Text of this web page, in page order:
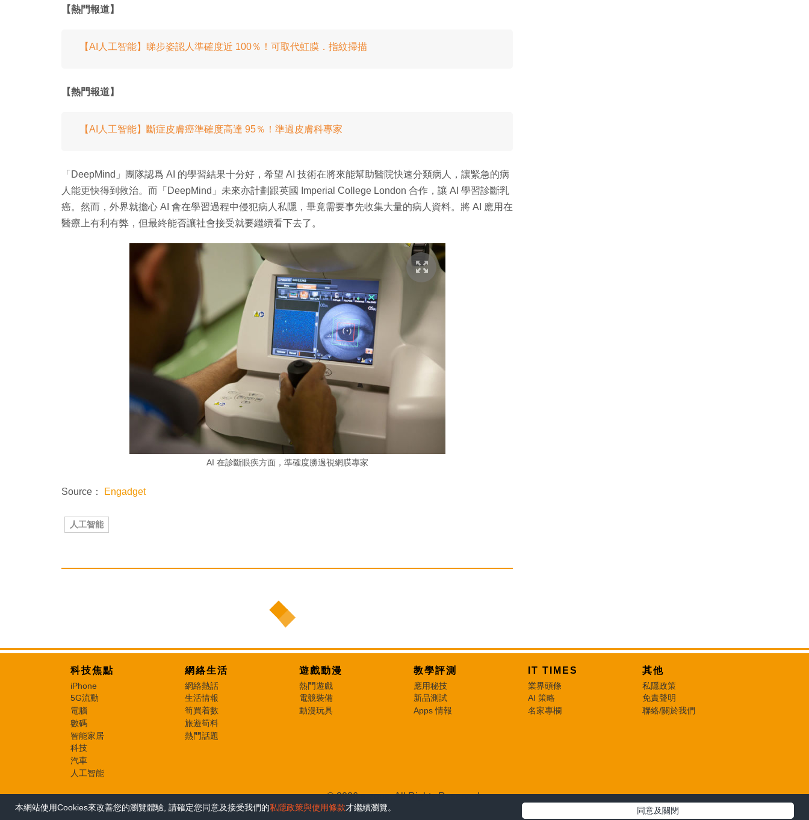
本網站使用Cookies來改善您的瀏覽體驗, 請確定您同意及接受我們的私隱政策與使用條款才繼續瀏覽。 同意及關閉
【熱門報道】
【AI人工智能】睇步姿認人準確度近 100％！可取代虹膜．指紋掃描
【熱門報道】
【AI人工智能】斷症皮膚癌準確度高達 95％！準過皮膚科專家
「DeepMind」團隊認爲 AI 的學習結果十分好，希望 AI 技術在將來能幫助醫院快速分類病人，讓緊急的病
人能更快得到救治。而「DeepMind」未來亦計劃跟英國 Imperial College London 合作，讓 AI 學習診斷乳
癌。然而，外界就擔心 AI 會在學習過程中侵犯病人私隱，畢竟需要事先收集大量的病人資料。將 AI 應用在
醫療上有利有弊，但最終能否讓社會接受就要繼續看下去了。
AI 在診斷眼疾方面，準確度勝過視網膜專家
Source： Engadget
人工智能
科技焦點
iPhone
5G流動
電腦
數碼
智能家居
科技
汽車
人工智能
網絡生活
網絡熱話
生活情報
筍買着數
旅遊筍料
熱門話題
遊戲動漫
熱門遊戲
電競裝備
動漫玩具
教學評測
應用秘技
新品測試
Apps 情報
IT TIMES
業界頭條
AI 策略
名家專欄
其他
私隱政策
免責聲明
聯絡/關於我們
© 2026 e-zone. All Rights Reserved.